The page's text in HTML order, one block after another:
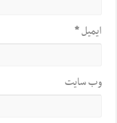
ایمیل*
وب‌ سایت